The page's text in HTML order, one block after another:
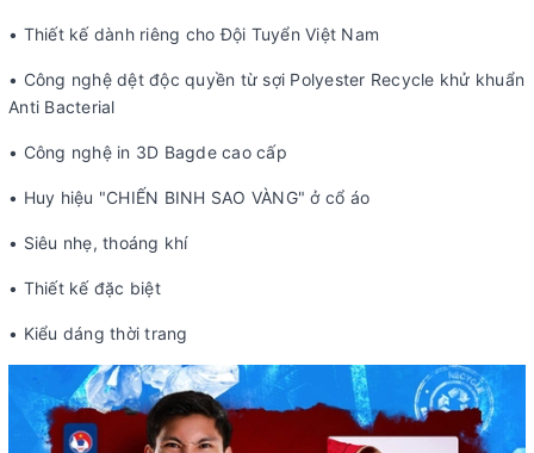
• Thiết kế dành riêng cho Đội Tuyển Việt Nam
• Công nghệ dệt độc quyền từ sợi Polyester Recycle khử khuẩn
Anti Bacterial
• Công nghệ in 3D Bagde cao cấp
• Huy hiệu "CHIẾN BINH SAO VÀNG" ở cổ áo
• Siêu nhẹ, thoáng khí
• Thiết kế đặc biệt
• Kiểu dáng thời trang